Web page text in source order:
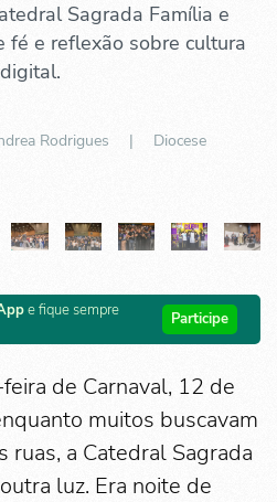
Sagrada Família e
fé e reflexão sobre cultura
digital.
Rodrigues | Diocese
e fique sempre
Participe
de Carnaval, 12 de
muitos buscavam
ruas, a Catedral Sagrada
luz. Era noite de